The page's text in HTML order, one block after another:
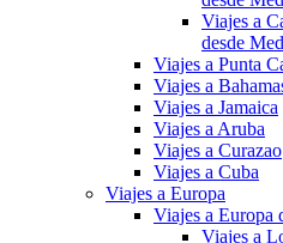
Viajes a
desde
Viajes a Punta
Viajes a
Viajes a Jamaica
Viajes a Aruba
Viajes a Curazao
Viajes a Cuba
Viajes a Europa
Viajes a Europa
Viajes a